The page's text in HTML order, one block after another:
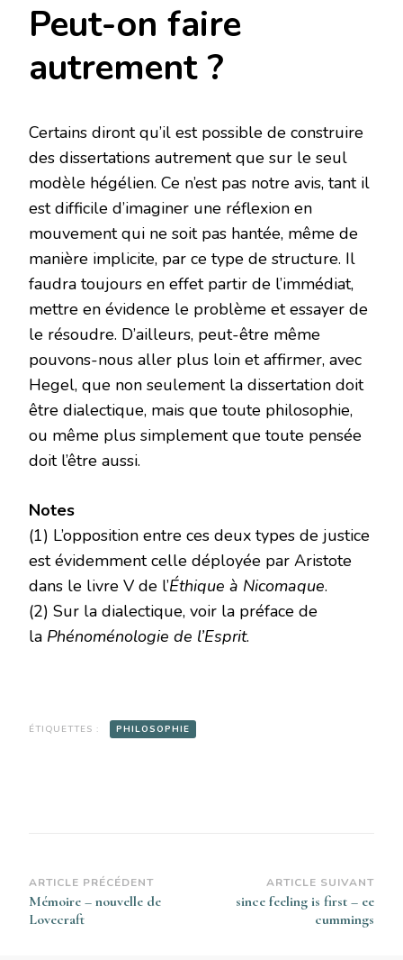
Peut-on faire
autrement ?
Certains diront qu’il est possible de construire
des dissertations autrement que sur le seul
modèle hégélien. Ce n’est pas notre avis, tant il
est difficile d’imaginer une réflexion en
mouvement qui ne soit pas hantée, même de
manière implicite, par ce type de structure. Il
faudra toujours en effet partir de l’immédiat,
mettre en évidence le problème et essayer de
le résoudre. D’ailleurs, peut-être même
pouvons-nous aller plus loin et affirmer, avec
Hegel, que non seulement la dissertation doit
être dialectique, mais que toute philosophie,
ou même plus simplement que toute pensée
doit l’être aussi.
Notes
(1) L’opposition entre ces deux types de justice
est évidemment celle déployée par Aristote
dans le livre V de l’Éthique à Nicomaque.
(2) Sur la dialectique, voir la préface de
la Phénoménologie de l’Esprit.
ÉTIQUETTES : PHILOSOPHIE
Navigation
d’article
ARTICLE PRÉCÉDENT
Mémoire – nouvelle de
Lovecraft
ARTICLE SUIVANT
since feeling is first – ee
cummings